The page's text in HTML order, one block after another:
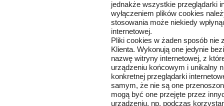
jednakże wszystkie przeglądarki
wyłączeniem plików cookies
stosowania może niekiedy
internetowej.
Pliki cookies w żaden sposób nie
Klienta. Wykonują one jedynie
nazwę witryny internetowej, z
urządzeniu końcowym i unikalny
konkretnej przeglądarki
samym, że nie są one
mogą być one przejęte przez
urządzeniu, np. podczas